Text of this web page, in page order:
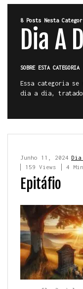
8 Posts Nesta
Dia A
SOBRE ESTA CATEGORIA
Essa categoria se
dia a dia,
Junho 11, 2024
159 Views
4
Epitáfio